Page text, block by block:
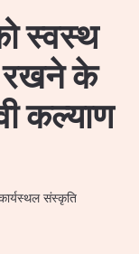
स्वस्थ
रखने के
कल्याण
संस्कृति